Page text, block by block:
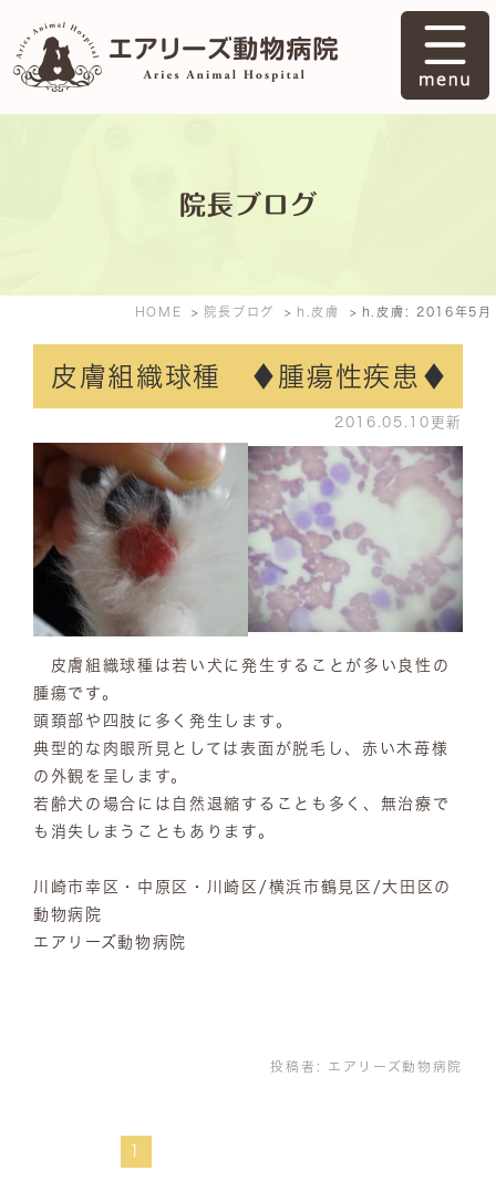
院長ブログ
HOME 院長ブログ h.皮膚 h.皮膚: 2016年5月
皮膚組織球種 ♦腫瘍性疾患♦
2016.05.10更新
皮膚組織球種は若い犬に発生することが多い良性の
腫瘍です。
頭頚部や四肢に多く発生します。
典型的な肉眼所見としては表面が脱毛し、赤い木苺様
の外観を呈します。
若齢犬の場合には自然退縮することも多く、無治療で
も消失しまうこともあります。
川崎市幸区・中原区・川崎区/横浜市鶴見区/大田区の
動物病院
エアリーズ動物病院
投稿者: エアリーズ動物病院
1